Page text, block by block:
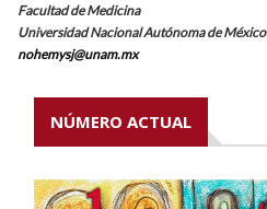
Facultad de Medicina
Universidad Nacional Autónoma de México
nohemysj@unam.mx
NÚMERO ACTUAL